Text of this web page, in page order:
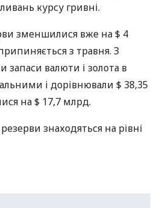
курсу гривні.
зменшилися вже на $ 4
з травня. З
запаси валюти і золота в
і дорівнювали $ 38,35
на $ 17,7 млрд.
знаходяться на рівні